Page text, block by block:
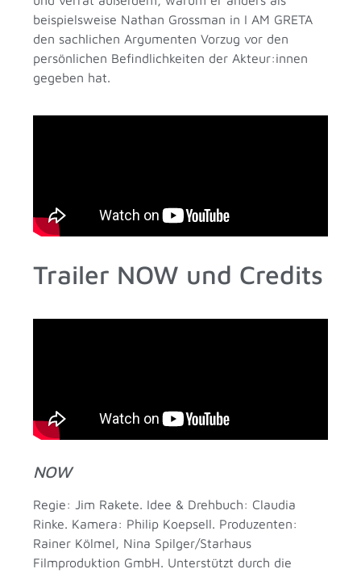
beispielsweise Nathan Grossman in I AM GRETA
den sachlichen Argumenten Vorzug vor den
persönlichen Befindlichkeiten der Akteur:innen
gegeben hat.
Trailer NOW und Credits
NOW
Regie: Jim Rakete. Idee & Drehbuch: Claudia
Rinke. Kamera: Philip Koepsell. Produzenten:
Rainer Kölmel, Nina Spilger/Starhaus
Filmproduktion GmbH. Unterstützt durch die